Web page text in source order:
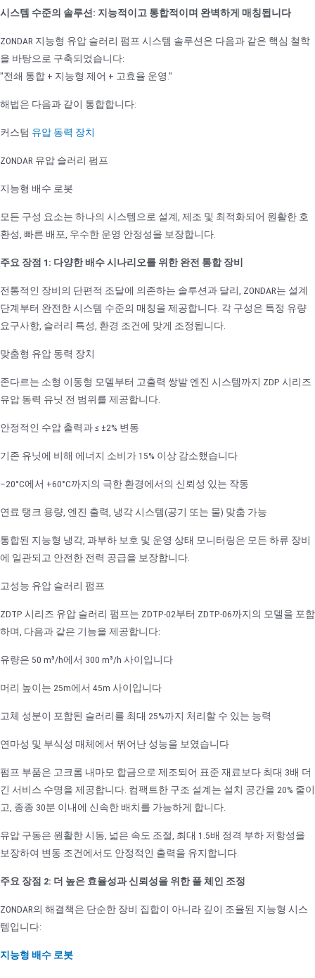
시스템 수준의 솔루션: 지능적이고 통합적이며 완벽하게 매칭됩니다
ZONDAR 지능형 유압 슬러리 펌프 시스템 솔루션은 다음과 같은 핵심 철학
을 바탕으로 구축되었습니다:
"전쇄 통합 + 지능형 제어 + 고효율 운영."
해법은 다음과 같이 통합합니다:
커스텀 유압 동력 장치
ZONDAR 유압 슬러리 펌프
지능형 배수 로봇
모든 구성 요소는 하나의 시스템으로 설계, 제조 및 최적화되어 원활한 호
환성, 빠른 배포, 우수한 운영 안정성을 보장합니다.
주요 장점 1: 다양한 배수 시나리오를 위한 완전 통합 장비
전통적인 장비의 단편적 조달에 의존하는 솔루션과 달리, ZONDAR는 설계
단계부터 완전한 시스템 수준의 매칭을 제공합니다. 각 구성은 특정 유량
요구사항, 슬러리 특성, 환경 조건에 맞게 조정됩니다.
맞춤형 유압 동력 장치
존다르는 소형 이동형 모델부터 고출력 쌍발 엔진 시스템까지 ZDP 시리즈
유압 동력 유닛 전 범위를 제공합니다.
안정적인 수압 출력과 ≤ ±2% 변동
기존 유닛에 비해 에너지 소비가 15% 이상 감소했습니다
–20°C에서 +60°C까지의 극한 환경에서의 신뢰성 있는 작동
연료 탱크 용량, 엔진 출력, 냉각 시스템(공기 또는 물) 맞춤 가능
통합된 지능형 냉각, 과부하 보호 및 운영 상태 모니터링은 모든 하류 장비
에 일관되고 안전한 전력 공급을 보장합니다.
고성능 유압 슬러리 펌프
ZDTP 시리즈 유압 슬러리 펌프는 ZDTP-02부터 ZDTP-06까지의 모델을 포함
하며, 다음과 같은 기능을 제공합니다:
유량은 50 m³/h에서 300 m³/h 사이입니다
머리 높이는 25m에서 45m 사이입니다
고체 성분이 포함된 슬러리를 최대 25%까지 처리할 수 있는 능력
연마성 및 부식성 매체에서 뛰어난 성능을 보였습니다
펌프 부품은 고크롬 내마모 합금으로 제조되어 표준 재료보다 최대 3배 더
긴 서비스 수명을 제공합니다. 컴팩트한 구조 설계는 설치 공간을 20% 줄이
고, 종종 30분 이내에 신속한 배치를 가능하게 합니다.
유압 구동은 원활한 시동, 넓은 속도 조절, 최대 1.5배 정격 부하 저항성을
보장하여 변동 조건에서도 안정적인 출력을 유지합니다.
주요 장점 2: 더 높은 효율성과 신뢰성을 위한 풀 체인 조정
ZONDAR의 해결책은 단순한 장비 집합이 아니라 깊이 조율된 지능형 시스
템입니다:
지능형 배수 로봇